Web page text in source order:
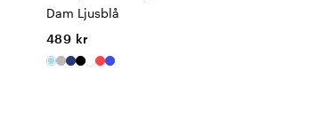
Dam Ljusblå
489 kr